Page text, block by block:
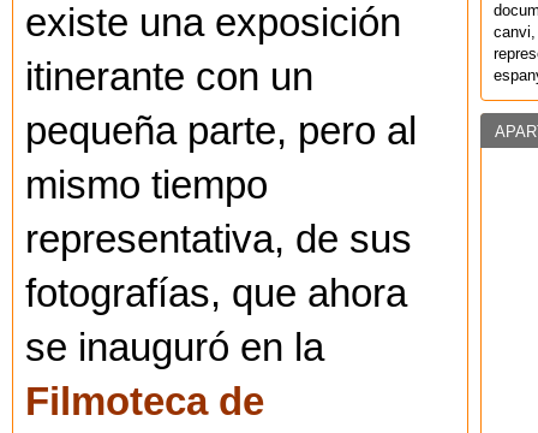
existe una exposición
itinerante con un
pequeña parte, pero al
mismo tiempo
representativa, de sus
fotografías, que ahora
se inauguró en la
Filmoteca de
canvi,